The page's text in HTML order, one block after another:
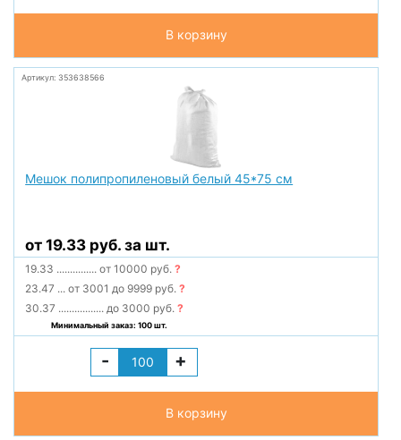
В корзину
Артикул: 353638566
Мешок полипропиленовый белый 45*75 см
от 19.33 руб. за шт.
19.33 ............... от 10000 руб.?
23.47 ... от 3001 до 9999 руб.?
30.37 ................. до 3000 руб.?
Минимальный заказ: 100 шт.
- +
В корзину